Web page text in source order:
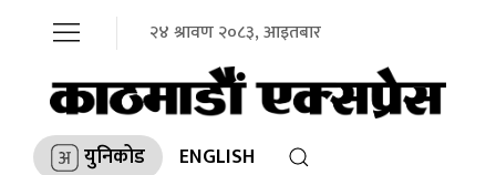
२४ श्रावण २०८३, आइतबार
युनिकोड ENGLISH